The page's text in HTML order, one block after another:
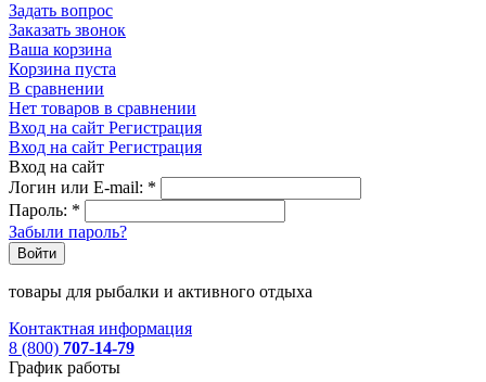
Задать вопрос
Заказать звонок
Ваша корзина
Корзина пуста
В сравнении
Нет товаров в сравнении
Вход на сайт Регистрация
Вход на сайт Регистрация
Вход на сайт
Логин или E-mail: *
Пароль: *
Забыли пароль?
Войти
товары для рыбалки и активного отдыха
Контактная информация
8 (800) 707-14-79
График работы